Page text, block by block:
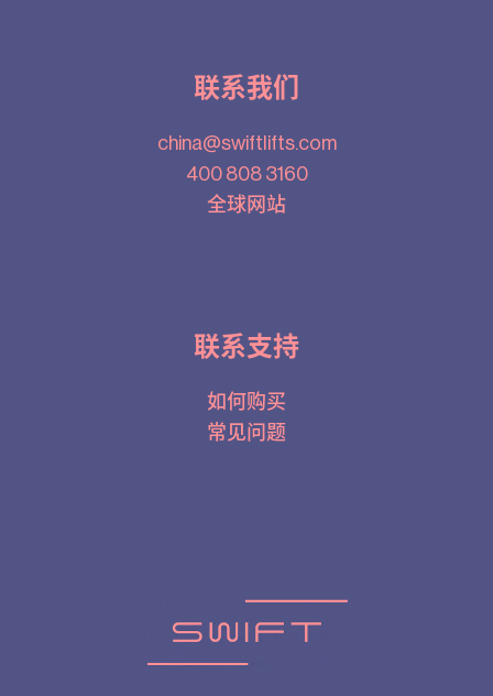
联系我们
china@swiftlifts.com
400 808 3160
全球网站
联系支持
如何购买
常见问题